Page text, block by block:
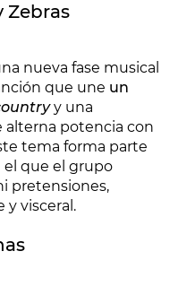
Zebras
nueva fase musical
que une un
y una
potencia con
tema forma parte
el que el grupo
pretensiones,
y visceral.